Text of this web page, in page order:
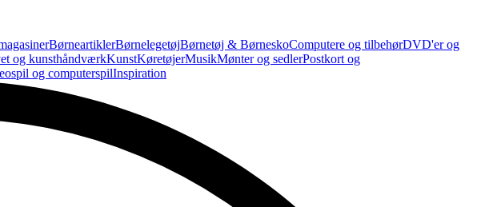
BørneartiklerBørnelegetøjBørnetøj & BørneskoComputere og tilbehørDVD'er og
og kunsthåndværkKunstKøretøjerMusikMønter og sedlerPostkort og
og computerspilInspiration